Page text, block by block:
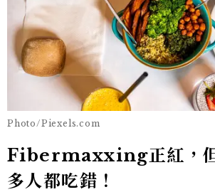
Photo/Piexels.com
Fibermaxxing正紅，
多人都吃錯！